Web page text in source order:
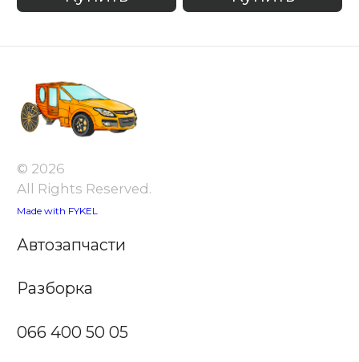
© 2026
All Rights Reserved.
Made with FYKEL
Автозапчасти
Разборка
066 400 50 05